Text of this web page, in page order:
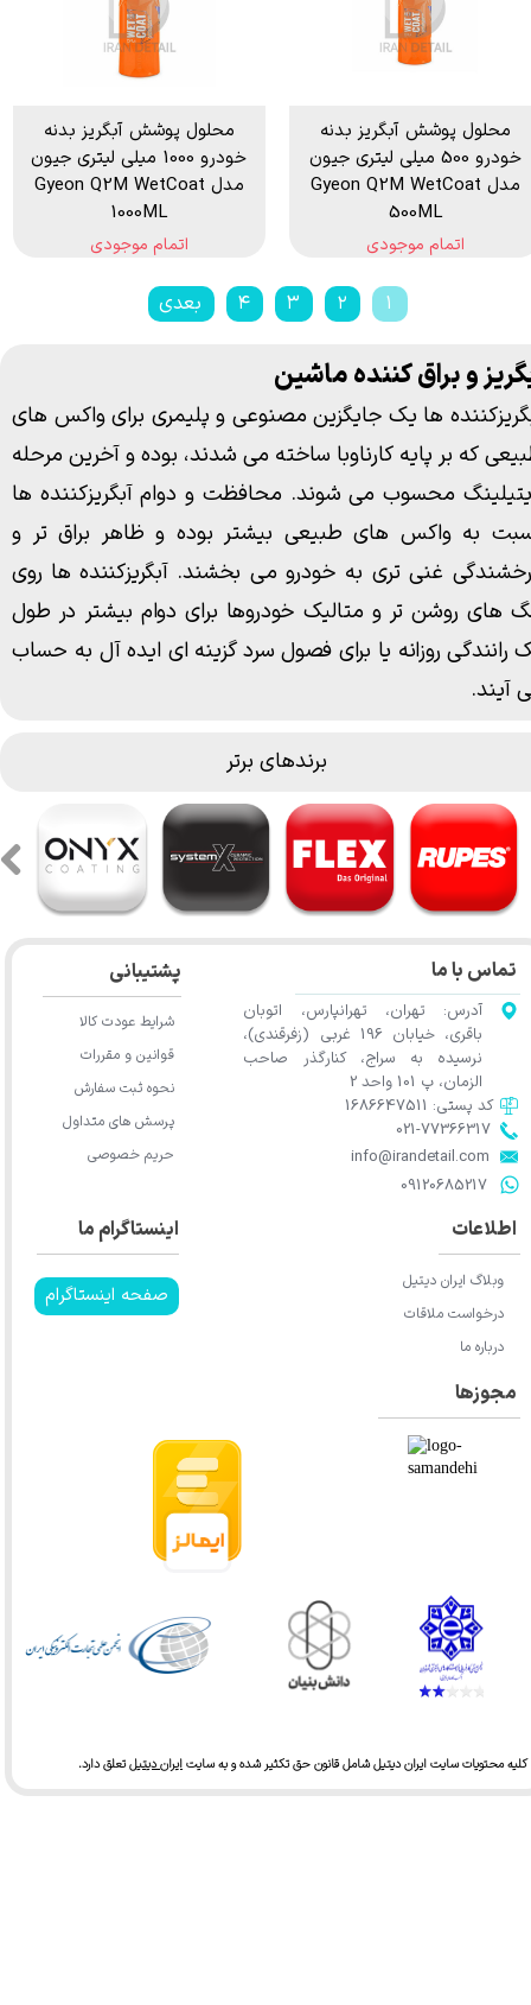
محلول پوشش آبگریز بدنه
خودرو 500 میلی لیتری جیون
مدل Gyeon Q2M WetCoat
500ML
اتمام موجودی
محلول پوشش آبگریز بدنه
خودرو 1000 میلی لیتری جیون
مدل Gyeon Q2M WetCoat
1000ML
اتمام موجودی
۱ ۲ ۳ ۴ بعدی
و براق کننده ماشین
ها یک جایگزین مصنوعی و پلیمری برایواکس های
که بر پایه کارناوبا ساخته می شدند، بوده و آخرین مرحله
محسوب می شوند. محافظت و دوام آبگریزکننده ها
به واکس های طبیعی بیشتر بوده و ظاهر براق تر و
غنی تری به خودرو می بخشند. آبگریزکننده ها روی
های روشن تر و متالیک خودروها برای دوام بیشتر در طول
رانندگی روزانه یا برای فصول سرد گزینه ایایده آل به حساب
آیند.
برندهای برتر
محتویات سایت ایران دیتیل شامل قانون حق تکثیر شده و به سایتایران دیتیلتعلق دارد.​​​​​​​
تماس با ما
آدرس: تهران، تهرانپارس، اتوبان
باقری، خیابان 196 غربی (زفرقندی)،
نرسیده به سراج، کنارگذر صاحب
الزمان، پ 101 واحد 2
​​​​​​​info@irandetail.com
021-77366317​​​​​​​​​​​​​​​​​​​​​
​​​​​​​09120685217​​​​​​​
کد پستی: 1686647511
اینستاگرام ما
صفحه اینستاگرام
اطلاعات
وبلاگ ایران دیتیل
درخواست ملاقات
درباره ما
پشتیبانی
شرایط عودت کالا
قوانین و مقررات
نحوه ثبت سفارش
پرسش های متداول
حریم خصوصی
مجوزها